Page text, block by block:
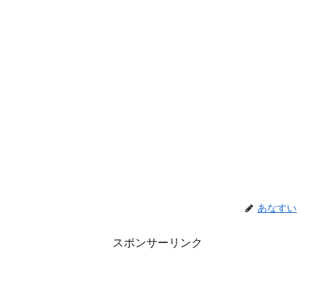
あなすい
スポンサーリンク